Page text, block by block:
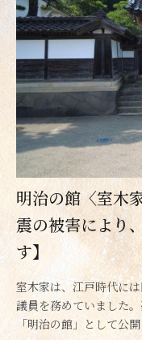
明治の館〈室木
震の被害により
す】
室木家は、江戸時代に
議員を務めていました
「明治の館」として公